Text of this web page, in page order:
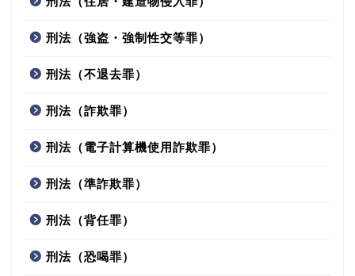
刑法（強盗・強制性交等罪）
刑法（不退去罪）
刑法（詐欺罪）
刑法（電子計算機使用詐欺罪）
刑法（準詐欺罪）
刑法（背任罪）
刑法（恐喝罪）